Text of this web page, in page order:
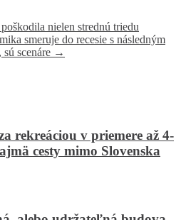
nielen strednú triedu
smeruje do recesie s následným
scenáre →
rekreáciou v priemere až 4-
cesty mimo Slovenska